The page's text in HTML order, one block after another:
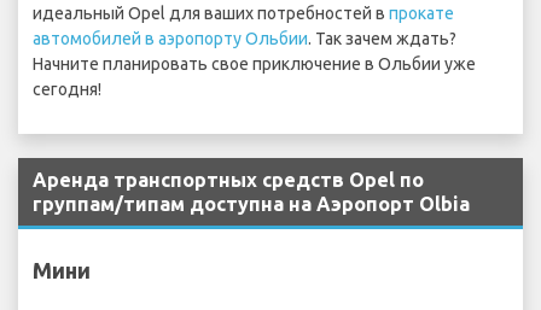
идеальный Opel для ваших потребностей в прокате
автомобилей в аэропорту Ольбии. Так зачем ждать?
Начните планировать свое приключение в Ольбии уже
сегодня!
Аренда транспортных средств Opel по
группам/типам доступна на Аэропорт Olbia
Мини